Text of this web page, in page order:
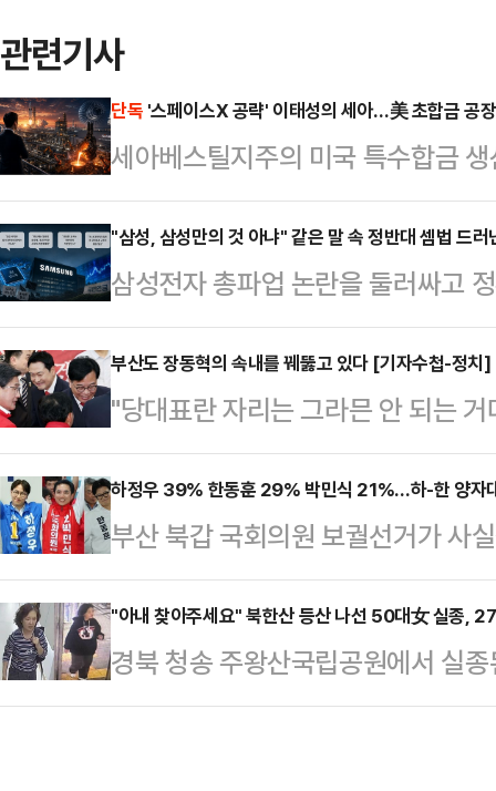
관련기사
단독 '스페이스X 공략' 이태성의 세아…美 초합금 공
세아베스틸지주의 미국 특수합금
(SST)가 텍사스 공장 하반기 가동
수했다. 세아그룹이 스페이스X 등
진해온 미국 특수합금 사업이 건설
들어섰다는 분석이 나온다.세아그
주도해온 특수합금 미국 공략이 본
고…"양산 체제 전환 시작"14일 본
채용 공고를 분석한 결과, S…
"삼성, 삼성만의 것 아냐" 같은 말 속 정반대 셈법 드러
삼성전자 총파업 논란을 둘러싸고
고 있다. 흥미로운 점은 정부 인사
부만의 문제가 아니다"라는 인식을
고 있다는 점이다.한쪽에서는 "국
야 한다"고 말하는 반면, 다른 한쪽
해야 한다"고 주장한다. AI 반도체
자체가 달라지고 있다는 분석이 나
삼성 총파업 …
부산도 장동혁의 속내를 꿰뚫고 있다 [기자수첩-정치]
"당대표란 자리는 그라믄 안 되는
택시 안에서 귀에 익은 말이 흘러나
자리에서 들었던 말과 크게 다르지
는 지점은 같았다. 당시 원로와의
선거 출마설과 공천 여부가 정치권
택시기사의 이야기는 부산 북갑 국
힘 후보의 개소식 직후였다. 이 중
장동혁 국민의힘 대…
하정우 39% 한동훈 29% 박민식 21%…하-한 양자
부산 북갑 국회의원 보궐선거가 사
더불어민주당 후보가 국민의힘 박
결과가 14일 나왔다.한국갤럽이
화면접 방식으로 진행한 부산 북갑
후보는 39%, 박민식 후보는 21%,
"아내 찾아주세요" 북한산 등산 나선 50대女 실종,
경북 청송 주왕산국립공원에서 실
이번엔 50대 여성이 북한산 입산